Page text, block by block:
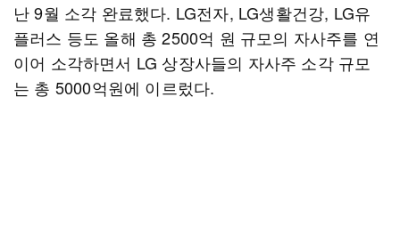
난 9월 소각 완료했다. LG전자, LG생활건강, LG유
플러스 등도 올해 총 2500억 원 규모의 자사주를 연
이어 소각하면서 LG 상장사들의 자사주 소각 규모
는 총 5000억원에 이르렀다.